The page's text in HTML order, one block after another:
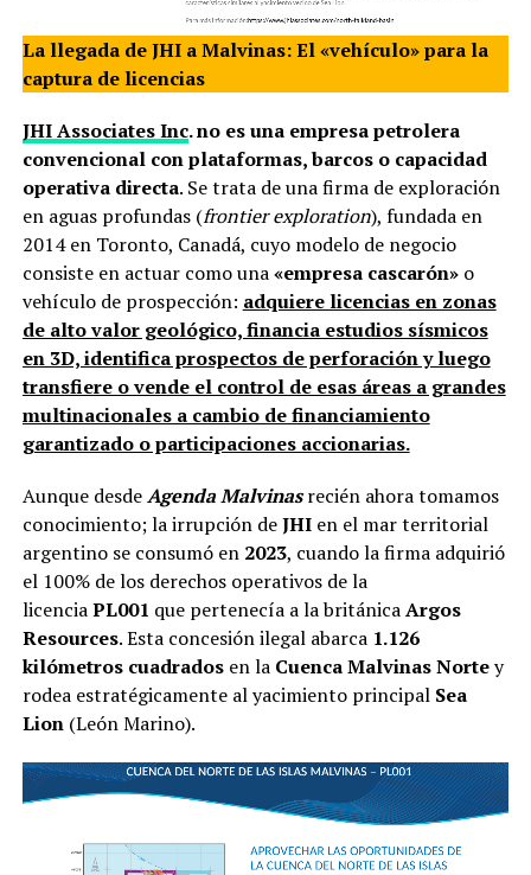
La llegada de JHI a Malvinas: El «vehículo» para la
captura de licencias
JHI Associates Inc. no es una empresa petrolera
convencional con plataformas, barcos o capacidad
operativa directa. Se trata de una firma de exploración
en aguas profundas (frontier exploration), fundada en
2014 en Toronto, Canadá, cuyo modelo de negocio
consiste en actuar como una«empresa cascarón»o
vehículo de prospección: adquiere licencias en zonas
de alto valor geológico, financia estudios sísmicos
en 3D, identifica prospectos de perforación y luego
transfiere o vende el control de esas áreas a grandes
multinacionales a cambio de financiamiento
garantizado o participaciones accionarias.
Aunque desdeAgenda Malvinasrecién ahora tomamos
conocimiento; la irrupción deJHI en el mar territorial
argentino se consumó en 2023, cuando la firma adquirió
el 100% de los derechos operativos de la
licenciaPL001 que pertenecía a la británicaArgos
Resources. Esta concesión ilegal abarca 1.126
kilómetros cuadradosen la Cuenca Malvinas Nortey
rodea estratégicamente al yacimiento principal Sea
Lion(León Marino).